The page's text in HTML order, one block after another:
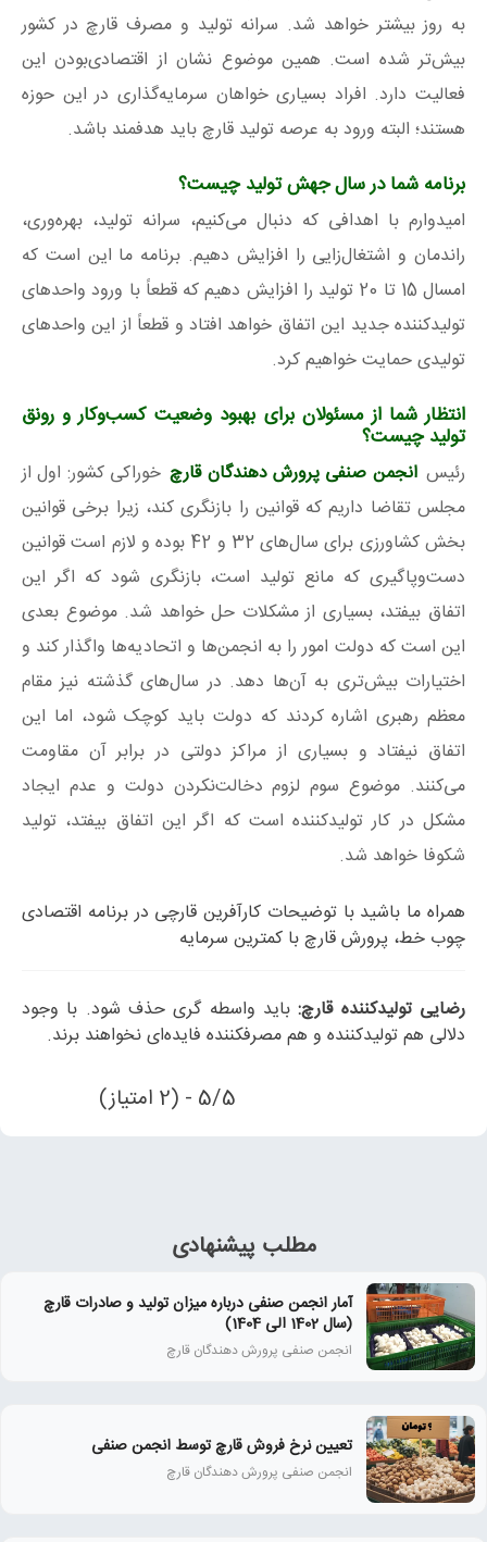
به روز بیشتر خواهد شد. سرانه تولید و مصرف قارچ در کشور
بیش‌تر شده است. همین موضوع نشان از اقتصادی‌بودن این
فعالیت دارد. افراد بسیاری خواهان سرمایه‌گذاری در این حوزه
هستند؛ البته ورود به عرصه تولید قارچ باید هدفمند باشد.
برنامه شما در سال جهش تولید چیست؟
امیدوارم با اهدافی که دنبال می‌کنیم، سرانه تولید، بهره‌وری،
راندمان و اشتغال‌زایی را افزایش دهیم. برنامه ما این است که
امسال 15 تا 20 تولید را افزایش دهیم که قطعاً با ورود واحدهای
تولیدکننده جدید این اتفاق خواهد افتاد و قطعاً از این واحدهای
تولیدی حمایت خواهیم کرد.
انتظار شما از مسئولان برای بهبود وضعیت کسب‌وکار و رونق
تولید چیست؟
رئیس انجمن صنفی پرورش دهندگان قارچ خوراکی کشور: اول از
مجلس تقاضا داریم که قوانین را بازنگری کند، زیرا برخی قوانین
بخش کشاورزی برای سال‌های 32 و 42 بوده و لازم است قوانین
دست‌وپاگیری که مانع تولید است، بازنگری شود که اگر این
اتفاق بیفتد، بسیاری از مشکلات حل خواهد شد. موضوع بعدی
این است که دولت امور را به انجمن‌ها و اتحادیه‌ها واگذار کند و
اختیارات بیش‌تری به آن‌ها دهد. در سال‌های گذشته نیز مقام
معظم رهبری اشاره کردند که دولت باید کوچک شود، اما این
اتفاق نیفتاد و بسیاری از مراکز دولتی در برابر آن مقاومت
می‌کنند. موضوع سوم لزوم دخالت‌نکردن دولت و عدم ایجاد
مشکل در کار تولیدکننده است که اگر این اتفاق بیفتد، تولید
شکوفا خواهد شد.
همراه ما باشید با توضیحات کارآفرین قارچی در برنامه اقتصادی
چوب خط، پرورش قارچ با کمترین سرمایه
رضایی تولیدکننده قارچ:باید واسطه گری حذف شود. با وجود
دلالی هم تولیدکننده و هم مصرفکننده فایده‌ای نخواهند برند.
5/5 - (2 امتیاز)
مطلب پیشنهادی
آمار انجمن صنفی درباره میزان تولید و صادرات قارچ
(سال 1402 الی 1404)
انجمن صنفی پرورش دهندگان قارچ
تعیین نرخ فروش قارچ توسط انجمن صنفی
انجمن صنفی پرورش دهندگان قارچ